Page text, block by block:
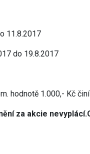
11.8.2017
do 19.8.2017
hodnotě 1.000,- Kč
za akcie nevyplácí.